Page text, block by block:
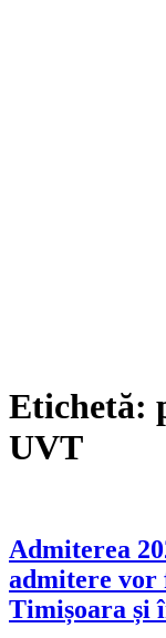
Etichetă:
UVT
Admiterea
admitere vor
Timișoara și